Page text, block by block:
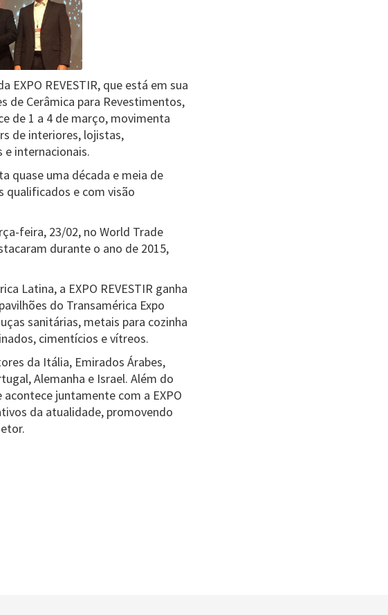
REVESTIR, que está em sua
de Cerâmica para Revestimentos,
de 1 a 4 de março, movimenta
de interiores, lojistas,
e internacionais.
quase uma década e meia de
qualificados e com visão
feira, 23/02, no World Trade
durante o ano de 2015,
Latina, a EXPO REVESTIR ganha
do Transamérica Expo
sanitárias, metais para cozinha
cimentícios e vítreos.
da Itália, Emirados Árabes,
Alemanha e Israel. Além do
acontece juntamente com a EXPO
da atualidade, promovendo